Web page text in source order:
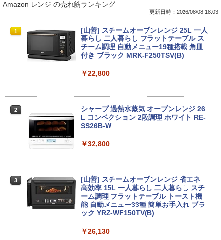
1 by Amazon 国産ブレンド米 精米 5kg
￥2,650
kg 業務用 お米マイスターブレンド
￥2,680
野沢農産 無洗米 青い流るる コシヒカリ
5kg 長野県産 令和7年産
￥3,980
1
ブラックニッカ ニッカ Nikka ウィスキ
ー4000ml ブラックニッカクリア ウヰス
キー 【日本 アサヒ ウィスキー】 大容量
お得 4リットル
￥4,358
2
角瓶 2700ml サントリー ウイスキー ハ
イボール 大容量
3
角ハイボール 350ml×24本 サントリー ウ
イスキー ハイボール 缶
￥4,927
1
チキンラーメン どんぶり 85g×12個 日清
食品 インスタント カップ麺
￥1,939
2
麺 小腹 インスタント アウトドアにも ロ
ーリングストック 大人買い おやつカン
パニー
￥1,288
3
国分 tabete だし麺 千葉県産はまぐりだ
し 塩らーめん 108g×10袋 保存食 備蓄
￥2,323
Amazon レンジ の売れ筋ランキング
更新日時：2026/08/08 18:03
1
[山善] スチームオーブンレンジ 25L 一人
暮らし 二人暮らし フラットテーブル ス
チーム調理 自動メニュー19種搭載 角皿
付き ブラック MRK-F250TSV(B)
￥22,800
2
シャープ 過熱水蒸気 オーブンレンジ 26
L コンベクション 2段調理 ホワイト RE-
SS26B-W
￥32,800
3
[山善] スチームオーブンレンジ 省エネ
高効率 15L 一人暮らし 二人暮らし スチ
ーム調理 フラットテーブル トースト機
能 自動メニュー33種 簡単お手入れ ブラ
ック YRZ-WF150TV(B)
￥26,130